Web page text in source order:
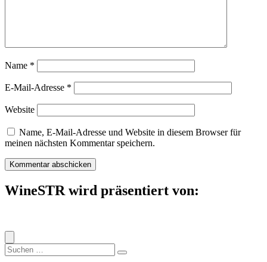
Name *
E-Mail-Adresse *
Website
Name, E-Mail-Adresse und Website in diesem Browser für
meinen nächsten Kommentar speichern.
WineSTR wird präsentiert von:
Suche
nach: